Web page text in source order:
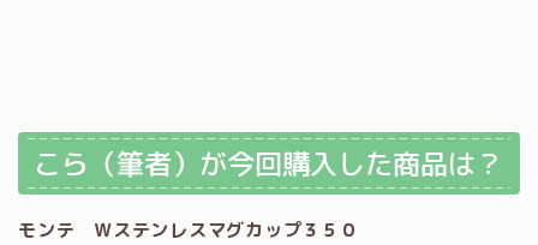
こら（筆者）が今回購入した商品は？
モンテ Ｗステンレスマグカップ３５０